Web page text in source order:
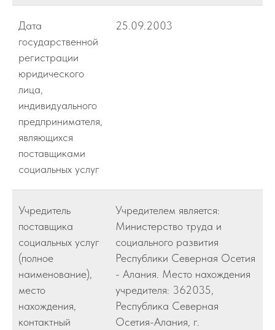
Дата
государственной
регистрации
юридического
лица,
индивидуального
предпринимателя,
являющихся
поставщиками
социальных услуг
25.09.2003
Учредитель
поставщика
социальных услуг
(полное
наименование),
место
нахождения,
контактный
Учредителем является:
Министерство труда и
социального развития
Республики Северная Осетия
- Алания. Место нахождения
учредителя: 362035,
Республика Северная
Осетия-Алания, г.